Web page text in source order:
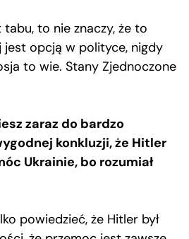
to nie znaczy, że to
jest opcją w polityce, nigdy
to wie. Stany Zjednoczone
zaraz do bardzo
konkluzji, że Hitler
Ukrainie, bo rozumiał
powiedzieć, że Hitler był